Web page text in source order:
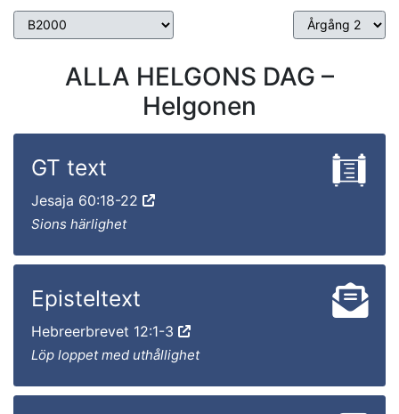
ALLA HELGONS DAG –
Helgonen
GT text
Jesaja 60:18-22
Sions härlighet
Episteltext
Hebreerbrevet 12:1-3
Löp loppet med uthållighet